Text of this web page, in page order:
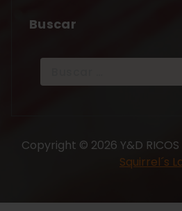
Buscar
Copyright © 2026 Y&D
Squirrel´s